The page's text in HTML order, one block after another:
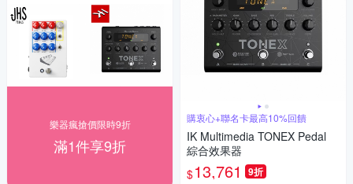
樂器瘋搶價限時9折
滿1件享9折
購衷心+聯名卡最高10%回饋
IK Multimedia TONEX Pedal
綜合效果器
$13,761 9折